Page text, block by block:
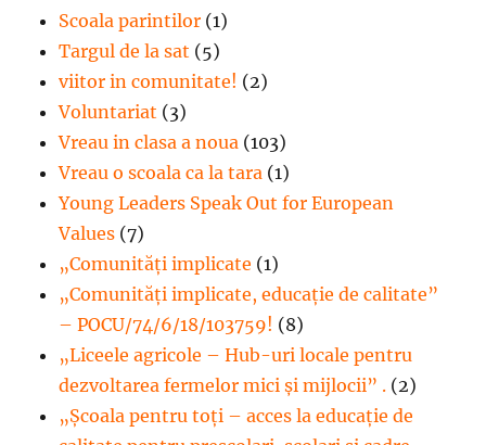
Scoala parintilor (1)
Targul de la sat (5)
viitor in comunitate! (2)
Voluntariat (3)
Vreau in clasa a noua (103)
Vreau o scoala ca la tara (1)
Young Leaders Speak Out for European
Values (7)
„Comunități implicate (1)
„Comunități implicate, educație de calitate”
– POCU/74/6/18/103759! (8)
„Liceele agricole – Hub-uri locale pentru
dezvoltarea fermelor mici şi mijlocii” . (2)
„Școala pentru toți – acces la educație de